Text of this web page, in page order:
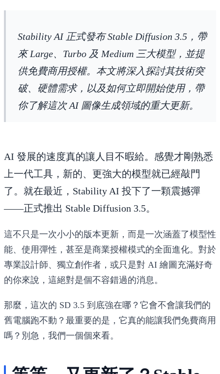
Stability AI 正式發布 Stable Diffusion 3.5，帶
來 Large、Turbo 及 Medium 三大模型，並提
供免費商用授權。本文將深入探討其技術突
破、硬體需求，以及如何立即開始使用，帶
你了解這次 AI 圖像生成領域的重大更新。
AI 發展的速度真的讓人目不暇給。感覺才剛熟悉
上一代工具，新的、更強大的模型就已經敲門
了。就在最近，Stability AI 投下了一顆震撼彈
——正式推出 Stable Diffusion 3.5。
這不只是一次小小的版本更新，而是一次涵蓋了模型性
能、使用彈性，甚至是商業授權模式的全面進化。對於
專業設計師、獨立創作者，或只是對 AI 繪圖充滿好奇
的你來說，這絕對是個不容錯過的消息。
那麼，這次的 SD 3.5 到底強在哪？它會不會讓我們的
舊電腦跑不動？最重要的是，它真的能讓我們免費商用
嗎？別急，我們一個個來看。